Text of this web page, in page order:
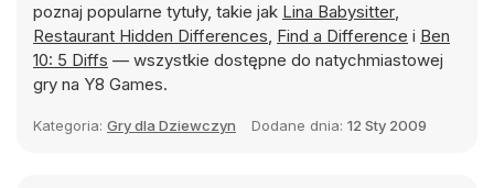
poznaj popularne tytuły, takie jak Lina Babysitter,
Restaurant Hidden Differences, Find a Difference i Ben
10: 5 Diffs — wszystkie dostępne do natychmiastowej
gry na Y8 Games.
Kategoria: Gry dla Dziewczyn Dodane dnia: 12 Sty 2009